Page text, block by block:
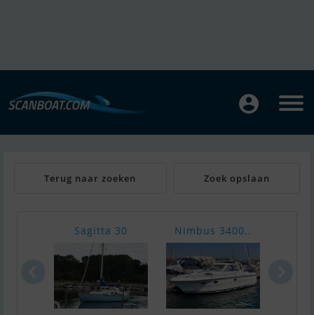
Terug naar zoeken Zoek opslaan
Sagitta 30 Nimbus 3400..